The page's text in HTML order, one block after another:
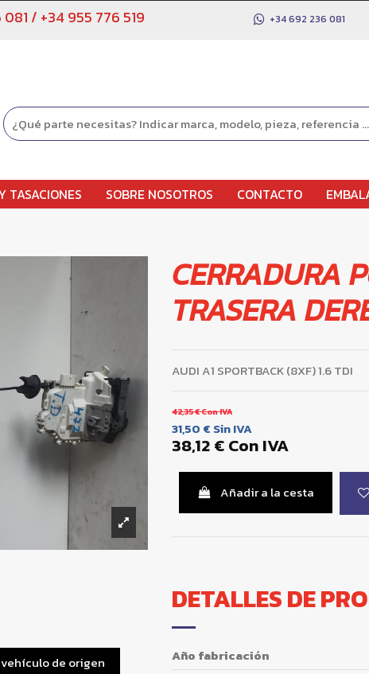
/ +34 955 776 519 +34 692 236 081
TASACIONES SOBRE NOSOTROS CONTACTO
de origen
CERRADURA
TRASERA
AUDI A1 SPORTBACK (8XF) 1.6 TDI
42,35 €Con IVA
31,50 € Sin IVA
38,12 €Con IVA
Añadir a la cesta
DETALLES DE
Año fabricación